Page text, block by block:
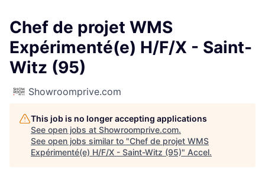
Chef de projet WMS
Expérimenté(e) H/F/X - Saint-
Witz (95)
Showroomprive.com
This job is no longer accepting applications
See open jobs at Showroomprive.com.
See open jobs similar to "Chef de projet WMS
Expérimenté(e) H/F/X - Saint-Witz (95)" Accel.